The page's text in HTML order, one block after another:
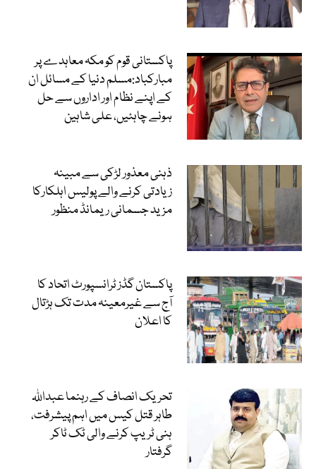
پاکستانی قوم کو مکہ معاہدے پر
مبارکباد:مسلم دنیا کے مسائل ان
کے اپنے نظام اور اداروں سے حل
ہونے چاہئیں، علی شاہین
ذہنی معذور لڑکی سے مبینہ
زیادتی کرنے والے پولیس اہلکارکا
مزید جسمانی ریمانڈ منظور
پاکستان گڈز ٹرانسپورٹ اتحاد کا
آج سے غیرمعینہ مدت تک ہڑتال
کا اعلان
تحریک انصاف کے رہنما عبداللہ
طاہر قتل کیس میں اہم پیشرفت،
ہنی ٹریپ کرنے والی ٹک ٹاکر
گرفتار